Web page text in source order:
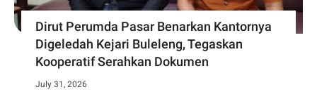
Dirut Perumda Pasar Benarkan Kantornya
Digeledah Kejari Buleleng, Tegaskan
Kooperatif Serahkan Dokumen
July 31, 2026